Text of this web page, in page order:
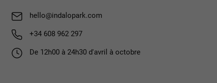
hello@indalopark.com
+34 608 962 297
De 12h00 à 24h30 d'avril à octobre